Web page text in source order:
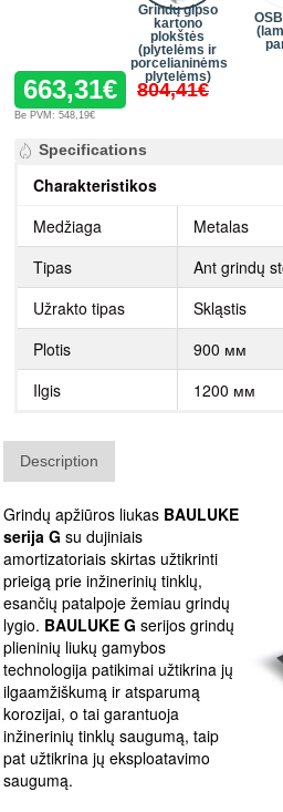
663,31€ 804,41€
Be PVM: 548,19€
Grindų gipso
kartono
plokštės
(plytelėms ir
porcelianinėms
plytelėms)
Specifications
Charakteristikos
Medžiaga
Metalas
Tipas
Ant grindų
Užrakto tipas
Skląstis
Plotis
900 мм
Ilgis
1200 мм
Description
Grindų apžiūros liukas BAULUKE
serija G su dujiniais
amortizatoriais skirtas užtikrinti
prieigą prie inžinerinių tinklų,
esančių patalpoje žemiau grindų
lygio. BAULUKE G serijos grindų
plieninių liukų gamybos
technologija patikimai užtikrina jų
ilgaamžiškumą ir atsparumą
korozijai, o tai garantuoja
inžinerinių tinklų saugumą, taip
pat užtikrina jų eksploatavimo
saugumą.